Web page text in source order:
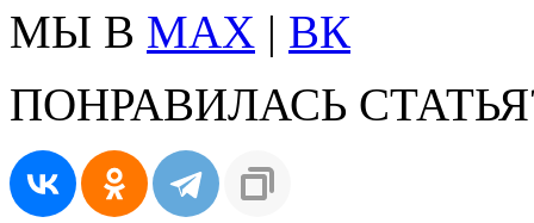
МЫ В MAX | ВК
ПОНРАВИЛАСЬ